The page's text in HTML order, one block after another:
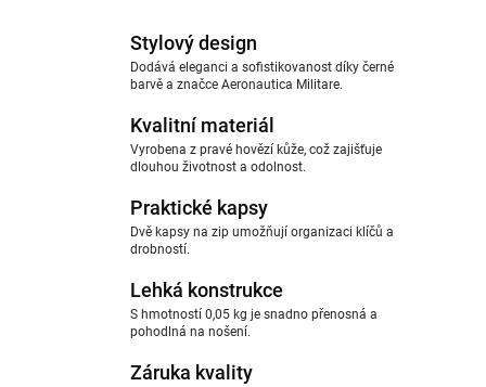
Stylový design
Dodává eleganci a sofistikovanost díky černé
barvě a značce Aeronautica Militare.
Kvalitní materiál
Vyrobena z pravé hovězí kůže, což zajišťuje
dlouhou životnost a odolnost.
Praktické kapsy
Dvě kapsy na zip umožňují organizaci klíčů a
drobností.
Lehká konstrukce
S hmotností 0,05 kg je snadno přenosná a
pohodlná na nošení.
Záruka kvality